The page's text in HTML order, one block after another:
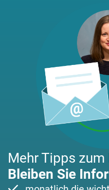
Mehr Tipps zum
Bleiben Sie